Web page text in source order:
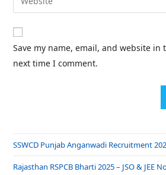
Save my name, email, and website
next time I comment.
SSWCD Punjab Anganwadi Recruitment
Rajasthan RSPCB Bharti 2025 – JSO & JEE